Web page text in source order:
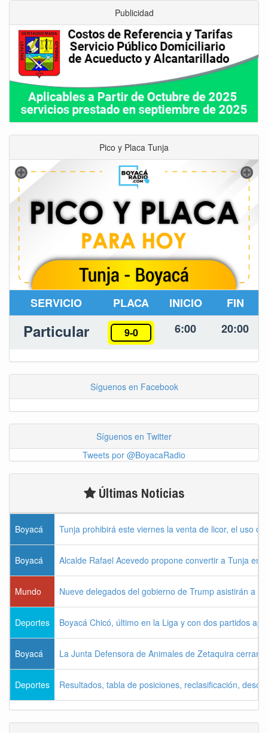
Publicidad
Pico y Placa Tunja
SERVICIO PLACA INICIO FIN
Particular 9-0 6:00 20:00
Síguenos en Facebook
Síguenos en Twitter
Tweets por @BoyacaRadio
Últimas Noticias
Boyacá Tunja prohibirá este viernes la venta de licor, el uso
Boyacá Alcalde Rafael Acevedo propone convertir a Tunja en
Mundo Nueve delegados del gobierno de Trump asistirán a
Deportes Boyacá Chicó, último en la Liga y con dos partidos
Boyacá La Junta Defensora de Animales de Zetaquira cerrará
Deportes Resultados, tabla de posiciones, reclasificación,